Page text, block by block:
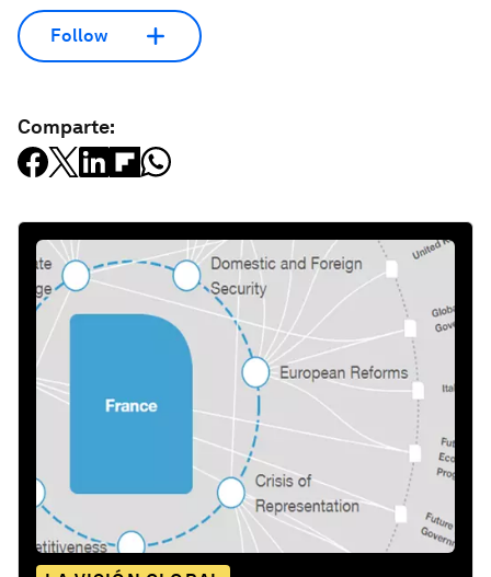
Follow
Comparte: